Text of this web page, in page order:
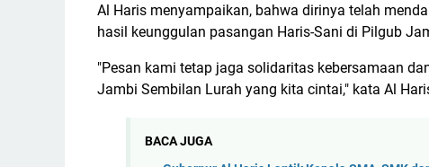
Al Haris menyampaikan, bahwa dirinya telah
hasil keunggulan pasangan Haris-Sani di Pilgub
"Pesan kami tetap jaga solidaritas kebersamaan
Jambi Sembilan Lurah yang kita cintai," kata Al
BACA JUGA